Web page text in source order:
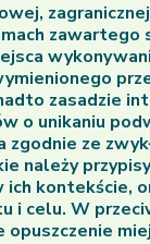
zawartego
zasadzie
o unikaniu
ze
należy
ich kontekście,
i celu. W
opuszczenie